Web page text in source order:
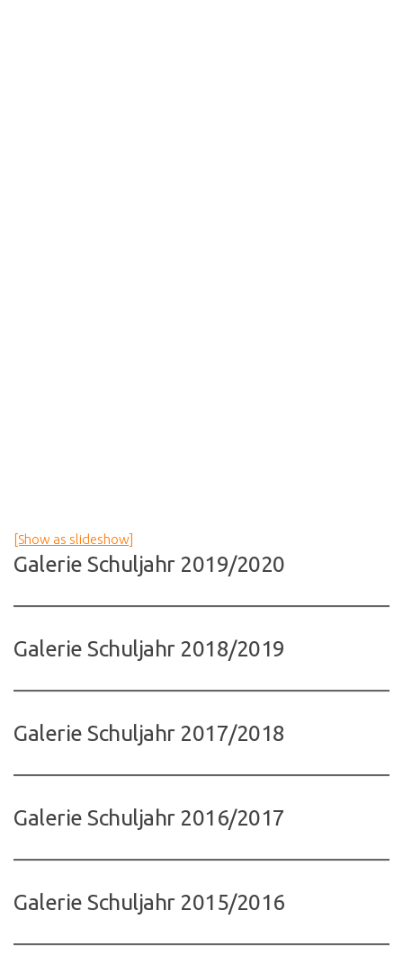
[Show as slideshow]
Galerie Schuljahr 2019/2020
Galerie Schuljahr 2018/2019
Galerie Schuljahr 2017/2018
Galerie Schuljahr 2016/2017
Galerie Schuljahr 2015/2016